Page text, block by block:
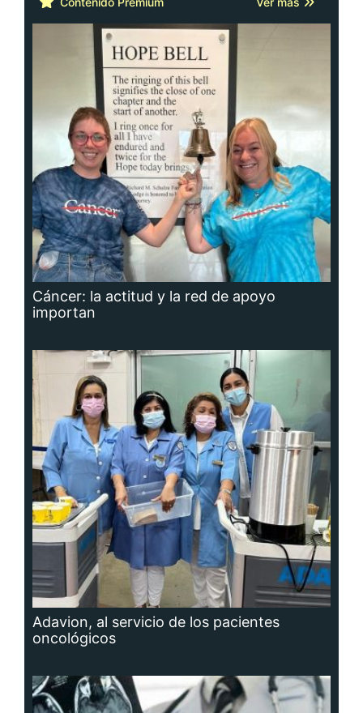
Cáncer: la actitud y la red de apoyo
importan
Adavion, al servicio de los pacientes
oncológicos